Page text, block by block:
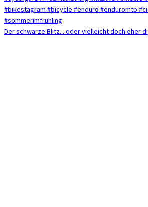
Der schwarze Blitz... oder vielleicht doch eher di